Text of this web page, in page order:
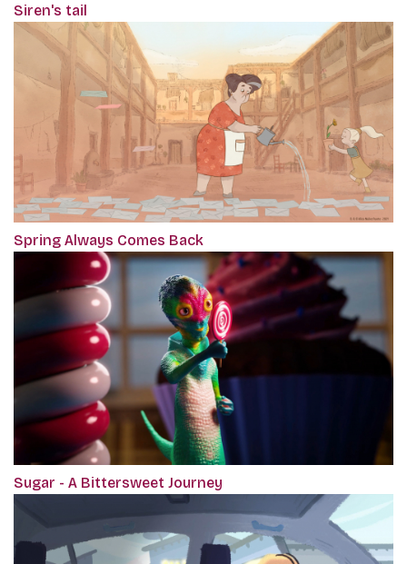
Siren's tail
Spring Always Comes Back
Sugar - A Bittersweet Journey